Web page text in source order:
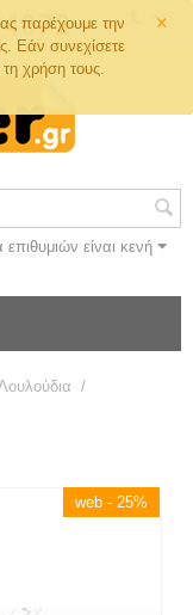
×
παρέχουμε την
Εάν συνεχίσετε
χρήση τους.
επιθυμιών είναι κενή
/
web - 25%